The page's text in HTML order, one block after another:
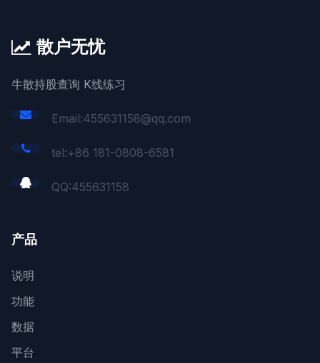
散户无忧
牛散持股查询 K线练习
Email:455631158@qq.com
tel:+86 181-0808-6581
QQ:455631158
产品
说明
功能
数据
平台